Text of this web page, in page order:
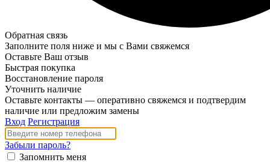
Обратная связь
Заполните поля ниже и мы с Вами свяжемся
Оставьте Ваш отзыв
Быстрая покупка
Восстановление пароля
Уточнить наличие
Оставьте контакты — оперативно свяжемся и подтвердим
наличие или предложим замены
Вход Регистрация
Забыли пароль?
Запомнить меня